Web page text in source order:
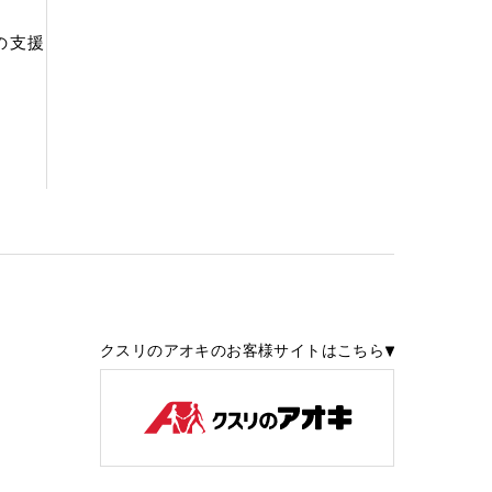
支援
クスリのアオキのお客様サイトはこちら